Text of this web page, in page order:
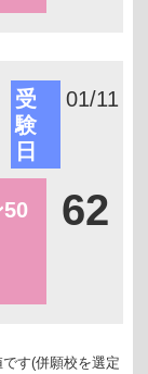
受
験
日
01/11
50 62
す(併願校を選定